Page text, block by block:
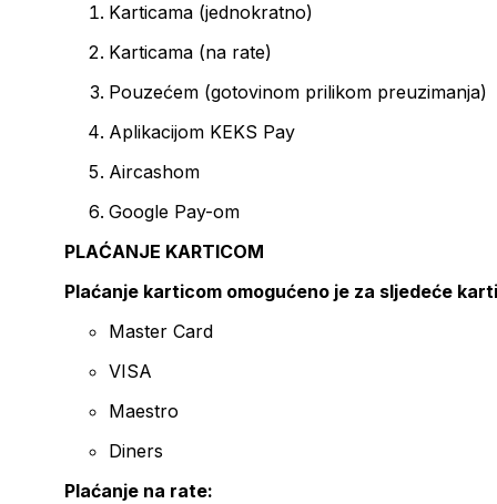
Karticama (jednokratno)
Karticama (na rate)
Pouzećem (gotovinom prilikom preuzimanja)
Aplikacijom KEKS Pay
Aircashom
Google Pay-om
PLAĆANJE KARTICOM
Plaćanje karticom omogućeno je za sljedeće
Master Card
VISA
Maestro
Diners
Plaćanje na rate: